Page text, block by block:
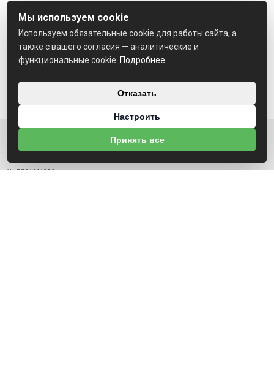
О НАС
УНП 791041336
Мы используем cookie
Используем обязательные cookie для работы сайта, а
также с вашего согласия — аналитические и
функциональные cookie. Подробнее
Отказать
Настроить
Принять все